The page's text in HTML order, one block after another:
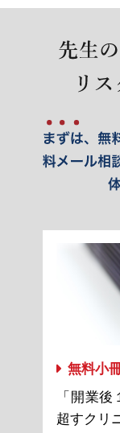
無料小
「開業
超すクリ